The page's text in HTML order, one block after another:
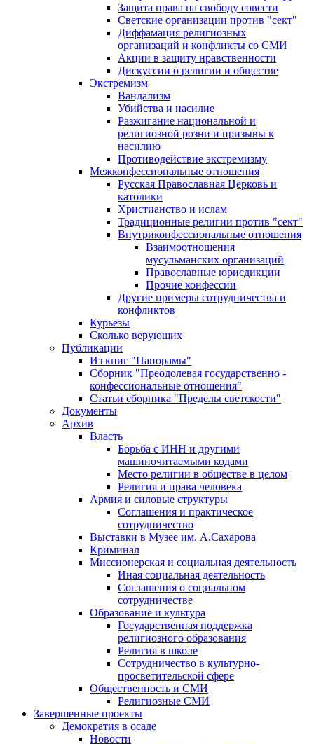
Защита права на свободу совести
Светские организации против "сект"
Диффамация религиозных
организаций и конфликты со СМИ
Акции в защиту нравственности
Дискуссии о религии и обществе
Экстремизм
Вандализм
Убийства и насилие
Разжигание национальной и
религиозной розни и призывы к
насилию
Противодействие экстремизму
Межконфессиональные отношения
Русская Православная Церковь и
католики
Христианство и ислам
Традиционные религии против "сект"
Внутриконфессиональные отношения
Взаимоотношения
мусульманских организаций
Православные юрисдикции
Прочие конфессии
Другие примеры сотрудничества и
конфликтов
Курьезы
Сколько верующих
Публикации
Из книг "Панорамы"
Сборник "Преодолевая государственно -
конфессиональные отношения"
Статьи сборника "Пределы светскости"
Документы
Архив
Власть
Борьба с ИНН и другими
машиночитаемыми кодами
Место религии в обществе в целом
Религия и права человека
Армия и силовые структуры
Соглашения и практическое
сотрудничество
Выставки в Музее им. А.Сахарова
Криминал
Миссионерская и социальная деятельность
Иная социальная деятельность
Соглашения о социальном
сотрудничестве
Образование и культура
Государственная поддержка
религиозного образования
Религия в школе
Сотрудничество в культурно-
просветительской сфере
Общественность и СМИ
Религиозные СМИ
Завершенные проекты
Демократия в осаде
Новости